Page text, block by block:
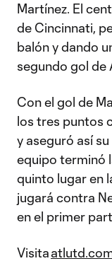
Martínez. El
de Cincinnati,
balón y dando
segundo gol de
Con el gol de
los tres puntos
y aseguró así
equipo terminó
quinto lugar en
jugará contra
en el primer
Visita